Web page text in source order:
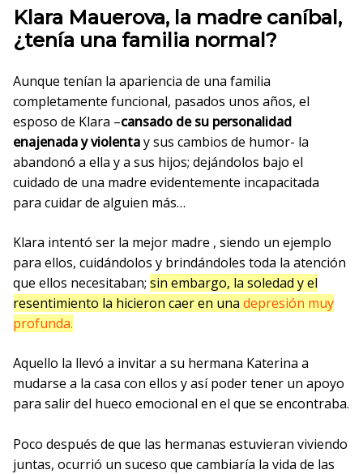
Klara Mauerova, la madre caníbal,
¿tenía una familia normal?
Aunque tenían la apariencia de una familia
completamente funcional, pasados unos años, el
esposo de Klara –cansado de su personalidad
enajenada y violentay sus cambios de humor- la
abandonó a ella y a sus hijos; dejándolos bajo el
cuidado de una madre evidentemente incapacitada
para cuidar de alguien más…
Klara intentó ser la mejor madre , siendo un ejemplo
para ellos, cuidándolos y brindándoles toda la atención
que ellos necesitaban; sin embargo, la soledad y el
resentimiento la hicieron caer en una depresión muy
profunda.
Aquello la llevó a invitar a su hermana Katerina a
mudarse a la casa con ellos y así poder tener un apoyo
para salir del hueco emocional en el que se encontraba.
Poco después de que las hermanas estuvieran viviendo
juntas, ocurrió un suceso que cambiaría la vida de las